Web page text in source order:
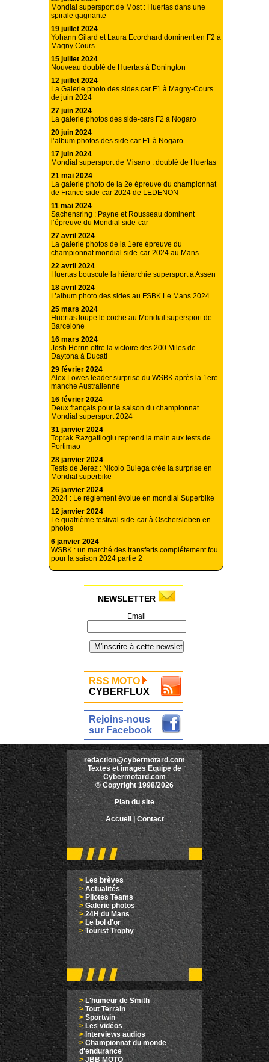
Mondial supersport de Most : Huertas dans une
spirale gagnante
19 juillet 2024
Yohann Gilard et Laura Ecorchard dominent en F2 à
Magny Cours
15 juillet 2024
Nouveau doublé de Huertas à Donington
12 juillet 2024
La Galerie photo des sides car F1 à Magny-Cours
de juin 2024
27 juin 2024
La galerie photos des side-cars F2 à Nogaro
20 juin 2024
l’album photos des side car F1 à Nogaro
17 juin 2024
Mondial supersport de Misano : doublé de Huertas
21 mai 2024
La galerie photo de la 2e épreuve du championnat
de France side-car 2024 de LEDENON
11 mai 2024
Sachensring : Payne et Rousseau dominent
l’épreuve du Mondial side-car
27 avril 2024
La galerie photos de la 1ere épreuve du
championnat mondial side-car 2024 au Mans
22 avril 2024
Huertas bouscule la hiérarchie supersport à Assen
18 avril 2024
L’album photo des sides au FSBK Le Mans 2024
25 mars 2024
Huertas loupe le coche au Mondial supersport de
Barcelone
16 mars 2024
Josh Herrin offre la victoire des 200 Miles de
Daytona à Ducati
29 février 2024
Alex Lowes leader surprise du WSBK après la 1ere
manche Australienne
16 février 2024
Deux français pour la saison du championnat
Mondial supersport 2024
31 janvier 2024
Toprak Razgatlioglu reprend la main aux tests de
Portimao
28 janvier 2024
Tests de Jerez : Nicolo Bulega crée la surprise en
Mondial superbike
26 janvier 2024
2024 : Le règlement évolue en mondial Superbike
12 janvier 2024
Le quatrième festival side-car à Oschersleben en
photos
6 janvier 2024
WSBK : un marché des transferts complétement fou
pour la saison 2024 partie 2
NEWSLETTER
Email
RSS MOTO
CYBERFLUX
Rejoins-nous
sur Facebook
redaction@cybermotard.com
Textes et images Equipe de
Cybermotard.com
© Copyright 1998/2026
Plan du site
Accueil |Contact
>Les brèves
> Actualités
> Pilotes Teams
>Galerie photos
>24H du Mans
>Le bol d'or
> Tourist Trophy
>L'humeur de Smith
> Tout Terrain
> Sportwin
> Les vidéos
> Interviews audios
>Championnat du monde
d'endurance
> JBB MOTO